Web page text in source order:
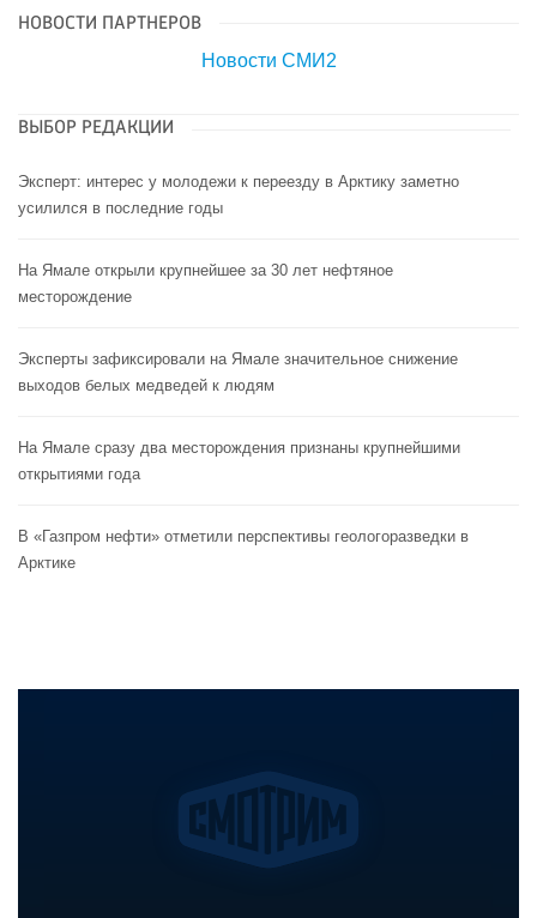
НОВОСТИ ПАРТНЕРОВ
Новости СМИ2
ВЫБОР РЕДАКЦИИ
Эксперт: интерес у молодежи к переезду в Арктику заметно
усилился в последние годы
На Ямале открыли крупнейшее за 30 лет нефтяное
месторождение
Эксперты зафиксировали на Ямале значительное снижение
выходов белых медведей к людям
На Ямале сразу два месторождения признаны крупнейшими
открытиями года
В «Газпром нефти» отметили перспективы геологоразведки в
Арктике